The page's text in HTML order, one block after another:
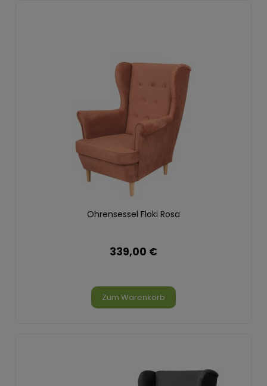
Ohrensessel Floki Rosa
339,00 €
Zum Warenkorb